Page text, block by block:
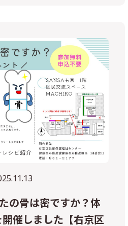
の骨は密ですか？体
催しました【右京区